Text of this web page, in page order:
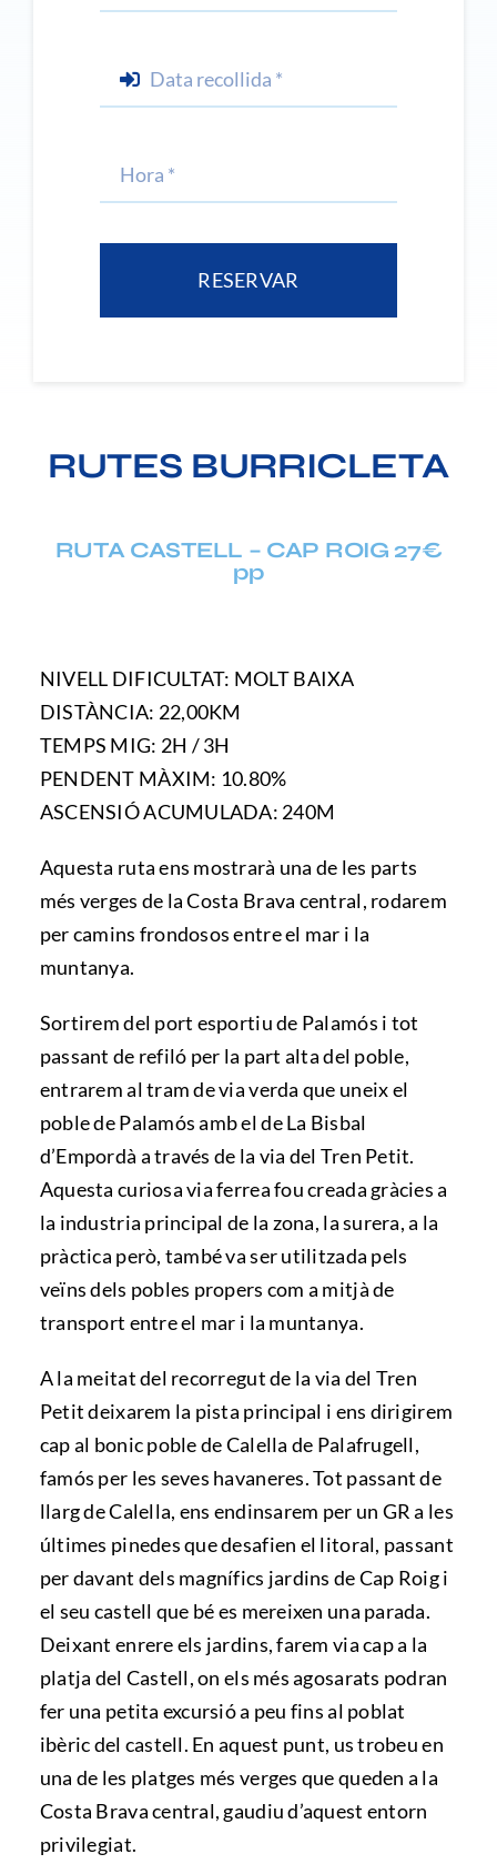
RESERVAR
RUTES BURRICLETA
RUTA CASTELL – CAP ROIG 27€
pp
NIVELL DIFICULTAT: MOLT BAIXA
DISTÀNCIA: 22,00KM
TEMPS MIG: 2H / 3H
PENDENT MÀXIM: 10.80%
ASCENSIÓ ACUMULADA: 240M
Aquesta ruta ens mostrarà una de les parts
més verges de la Costa Brava central, rodarem
per camins frondosos entre el mar i la
muntanya.
Sortirem del port esportiu de Palamós i tot
passant de refiló per la part alta del poble,
entrarem al tram de via verda que uneix el
poble de Palamós amb el de La Bisbal
d’Empordà a través de la via del Tren Petit.
Aquesta curiosa via ferrea fou creada gràcies a
la industria principal de la zona, la surera, a la
pràctica però, també va ser utilitzada pels
veïns dels pobles propers com a mitjà de
transport entre el mar i la muntanya.
A la meitat del recorregut de la via del Tren
Petit deixarem la pista principal i ens dirigirem
cap al bonic poble de Calella de Palafrugell,
famós per les seves havaneres. Tot passant de
llarg de Calella, ens endinsarem per un GR a les
últimes pinedes que desafien el litoral, passant
per davant dels magnífics jardins de Cap Roig i
el seu castell que bé es mereixen una parada.
Deixant enrere els jardins, farem via cap a la
platja del Castell, on els més agosarats podran
fer una petita excursió a peu fins al poblat
ibèric del castell. En aquest punt, us trobeu en
una de les platges més verges que queden a la
Costa Brava central, gaudiu d’aquest entorn
privilegiat.